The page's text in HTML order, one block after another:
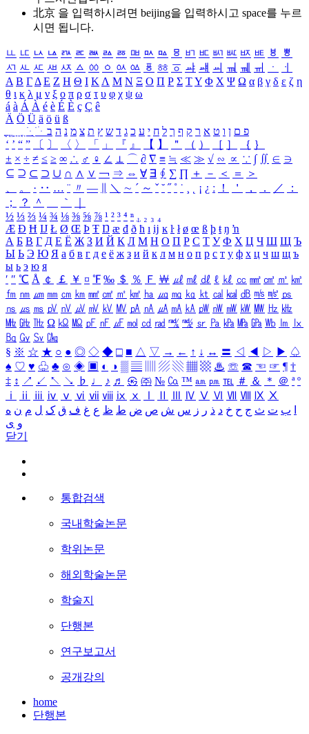
北京 을 입력하시려면 beijing을 입력하시고 space를 누르
시면 됩니다.
ㅥ ㅦ ㅧ ㅨ ㅩ ㅪ ㅫ ㅬ ㅭ ㅮ ㅯ ㅰ ㅱ ㅲ ㅳ ㅴ ㅵ ㅶ ㅷ ㅸ
ㅹ
ㅺ ㅻ ㅼ ㅽ ㅾ ㅿ ㆀ ㆁ ㆂ ㆃ ㆄ ㆅ ㆆ ㆇ ㆈ ㆉ ㆊ ㆋ ㆌ ㆍ
ㆎ
Α Β ΓΔ Ε Ζ Η Θ Ι ΚΛ Μ Ν Ξ Ο Π Ρ Σ ΤΥ Φ Χ Ψ Ω α β γ δ ε ζ η
θ ι κ λ μ ν ξ ο π ρ σ τ υ φ χ ψ ω
á à Á À é è É È ç Ç ê
Ä Ö Ü ä ö ü ß
ִֶֹ ֻּ ׁׂ פ ם ן ו ט א ר ק ף ך ל ח י ע כ ג ד ש ץ ת צ מ נ ה ב
‘ ’ “ ” 〔 〕 〈 〉 「 」 『 』 【 】 ＂ （ ） ［ ］ ｛ ｝
± × ÷ ≠ ≤ ≥ ∞ ∴ ♂ ♀ ∠ ⊥ ⌒ ∂ ∇ ≡ ≒ ≪ ≫ √ ∽ ∝ ∵ ∫ ∬ ∈ ∋
⊆ ⊇ ⊂ ⊃ ∪ ∩ ∧ ∨ ￢ ⇒ ⇔ ∀ ∃ ∮ ∑ ∏ ＋ － ＜ ＝
＞
、
。 · ‥ … ¨ 〃 ― ＼ ∼ ´ ～ ˇ ˘ ˝ ˚ ˙ ¸ ¡ ¿ ː ！ ＇ ， ． ／
：
；
？ ＾ ｀
½ ⅓ ⅔ ¼ ¾ ⅛ ⅜ ⅝ ⅞ ¹ ² ³ ⁴ ⁿ ₁ ₂ ₃ ₄
Æ Ð Ħ Ĳ Ł Ø Œ Þ Ŧ Ŋ æ đ ð ħ ı ĳ ĸ ŀ ł ø œ ß þ ŧ ŋ ŉ
А Б В Г Д Е Ё Ж З И Й К Л М Н О П Р С Т У Ф Х Ц Ч Ш Щ Ъ
Ы Ь Э Ю Я а б в г д е ё ж з и й к л м н о п р с т у ф х ц ч ш щ ъ
ы ь э ю я
′ ″ ℃ Å ￠ ￡ ￥ ¤ ℉ ‰ ＄ ％ Ｆ ￦ ㎕ ㎖ ㎗ ℓ ㎘ ㏄ ㎣ ㎤ ㎥ ㎦
㎙ ㎚ ㎛ ㎜ ㎝ ㎞ ㎟ ㎠ ㎡ ㎢ ㏊ ㎍ ㎎ ㎏ ㏏ ㎈ ㎉ ㏈ ㎧ ㎨ ㎰
㎱ ㎲ ㎳ ㎴ ㎵ ㎶ ㎷ ㎸ ㎹ ㎀ ㎁ ㎂ ㎃ ㎄ ㎺ ㎻ ㎽ ㎾ ㎿ ㎐ ㎑
㎒ ㎓ ㎔ Ω ㏀ ㏁ ㎊ ㎋ ㎌ ㏖ ㏅ ㎭ ㎮ ㎯ ㏛ ㎩ ㎪ ㎫ ㎬ ㏝ ㏐
㏓
㏃ ㏉ ㏜ ㏆
§ ※ ☆ ★ ○ ● ◎ ◇ ◆ □ ■ △ ▽ → ← ↑ ↓ ↔ 〓 ◁ ◀ ▷ ▶ ♤
♠ ♡ ♥ ♧ ♣ ⊙ ◈ ▣ ◐ ◑ ▒ ▤ ▨ ▧ ▦ ▩ ♨ ☏ ☎ ☜ ☞ ¶ †
‡ ↕ ↗ ↙ ↖ ↘ ♭ ♩ ♪ ♬ ㉿ ㈜ № ㏇ ™ ㏂ ㏘ ℡ ＃ ＆ ＊ ＠ ª º
ⅰ
ⅱ ⅲ ⅳ ⅴ ⅵ ⅶ ⅷ ⅸ ⅹ Ⅳ Ⅴ Ⅵ Ⅶ Ⅷ Ⅸ Ⅹ
ب ت ث ج ح خ د ذ ر ز س ش ص ض ط ظ ع غ ف ق ک ل م ن ه
و ی
닫기
통합검색
국내학술논문
학위논문
해외학술논문
학술지
단행본
연구보고서
공개강의
home
단행본